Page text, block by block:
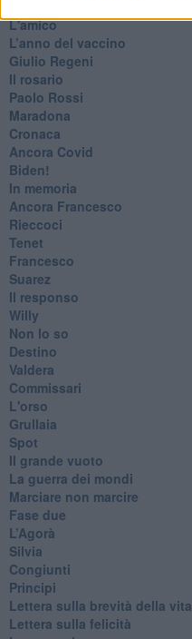
L'amico
​L’anno del vaccino
Giulio Regeni
​Il rosario
Paolo Rossi
Maradona
Cronaca
​Ancora Covid
​Biden!
In memoria
​Ancora Francesco
Rieccoci
Tenet
Francesco
Suarez
​Il responso
Willy
Non lo so
Destino
Valdera
Commissari
L'orso
Grullaia
Spot
​Il grande vuoto
​La guerra dei mondi
Marciare non marcire
Fase due
L’Agorà
Silvia
Congiunti
Principi
​Lettera sulla brevità della vita
​Lettera sulla felicità